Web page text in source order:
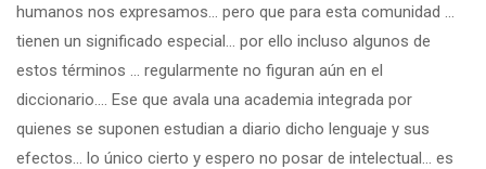
humanos nos expresamos… pero que para esta comunidad …
tienen un significado especial… por ello incluso algunos de
estos términos … regularmente no figuran aún en el
diccionario…. Ese que avala una academia integrada por
quienes se suponen estudian a diario dicho lenguaje y sus
efectos… lo único cierto y espero no posar de intelectual… es